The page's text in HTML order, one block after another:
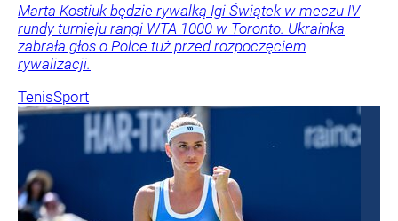
Marta Kostiuk będzie rywalką Igi Świątek w meczu IV
rundy turnieju rangi WTA 1000 w Toronto. Ukrainka
zabrała głos o Polce tuż przed rozpoczęciem
rywalizacji.
TenisSport